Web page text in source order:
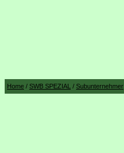
Home / SWB SPEZIAL / Subunternehmer